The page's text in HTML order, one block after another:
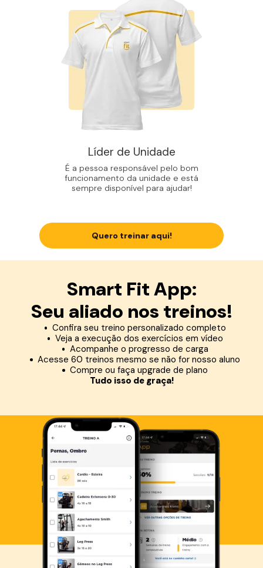
Líder de Unidade
É a pessoa responsável pelo bom
funcionamento da unidade e está
sempre disponível para ajudar!
Quero treinar aqui!
Smart Fit App:
Seu aliado nos treinos!
Confira seu treino personalizado completo
Veja a execução dos exercícios em vídeo
Acompanhe o progresso de carga
Acesse 60 treinos mesmo se não for nosso aluno
Compre ou faça upgrade de plano
Tudo isso de graça!
Baixe agora o Smart Fit App